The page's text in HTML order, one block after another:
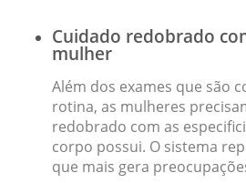
Cuidado redobrado
mulher
Além dos exames que são
rotina, as mulheres
redobrado com as
corpo possui. O sistema
que mais gera